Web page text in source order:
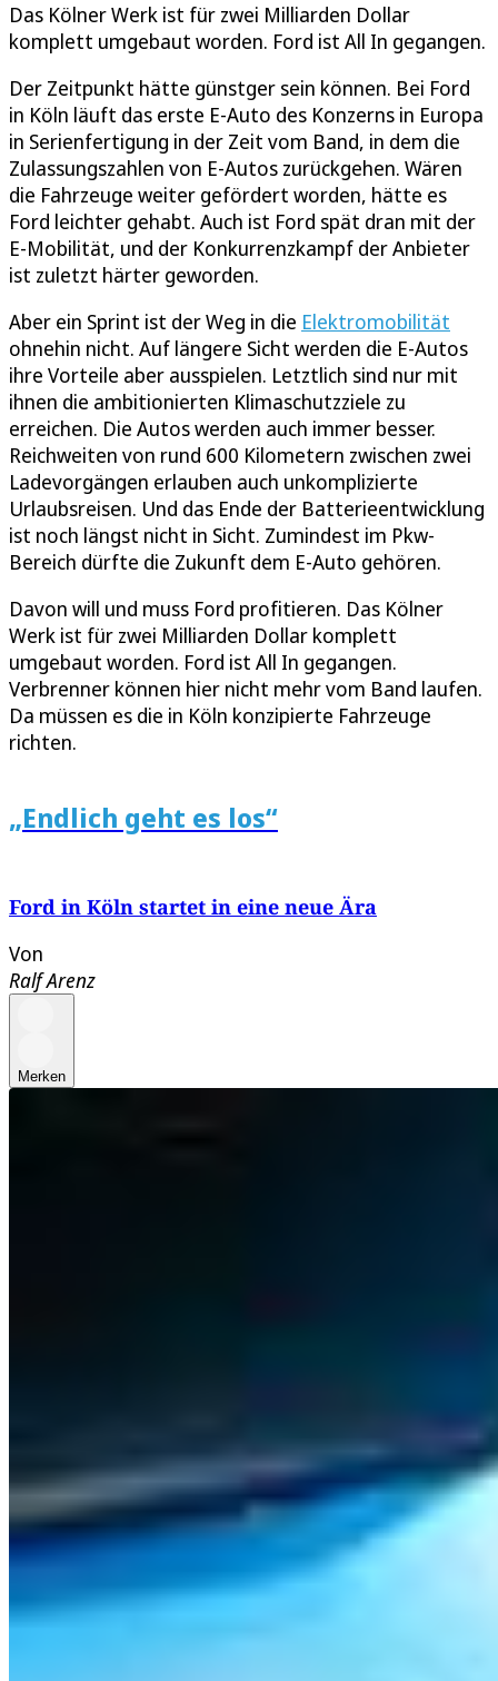
Das Kölner Werk ist für zwei Milliarden Dollar
komplett umgebaut worden. Ford ist All In gegangen.
Der Zeitpunkt hätte günstger sein können. Bei Ford
in Köln läuft das erste E-Auto des Konzerns in Europa
in Serienfertigung in der Zeit vom Band, in dem die
Zulassungszahlen von E-Autos zurückgehen. Wären
die Fahrzeuge weiter gefördert worden, hätte es
Ford leichter gehabt. Auch ist Ford spät dran mit der
E-Mobilität, und der Konkurrenzkampf der Anbieter
ist zuletzt härter geworden.
Aber ein Sprint ist der Weg in die Elektromobilität
ohnehin nicht. Auf längere Sicht werden die E-Autos
ihre Vorteile aber ausspielen. Letztlich sind nur mit
ihnen die ambitionierten Klimaschutzziele zu
erreichen. Die Autos werden auch immer besser.
Reichweiten von rund 600 Kilometern zwischen zwei
Ladevorgängen erlauben auch unkomplizierte
Urlaubsreisen. Und das Ende der Batterieentwicklung
ist noch längst nicht in Sicht. Zumindest im Pkw-
Bereich dürfte die Zukunft dem E-Auto gehören.
Davon will und muss Ford profitieren. Das Kölner
Werk ist für zwei Milliarden Dollar komplett
umgebaut worden. Ford ist All In gegangen.
Verbrenner können hier nicht mehr vom Band laufen.
Da müssen es die in Köln konzipierte Fahrzeuge
richten.
„Endlich geht es los“
Ford in Köln startet in eine neue Ära
Von
Ralf Arenz
Merken